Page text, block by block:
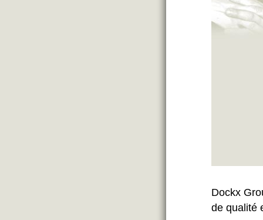
Dockx
de qualité